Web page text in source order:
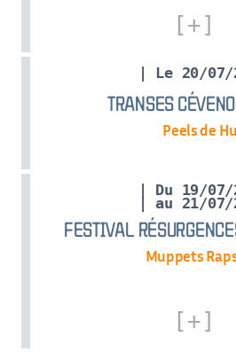
| Le 20/07/
TRANSES
Peels de
| Du 19/07/
FESTIVAL
| au 21/07/
Muppets